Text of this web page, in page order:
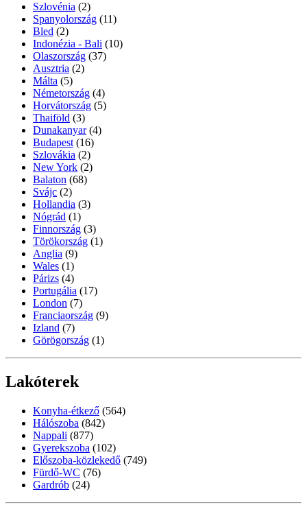
Szlovénia (2)
Spanyolország (11)
Bled (2)
Indonézia - Bali (10)
Olaszország (37)
Ausztria (2)
Málta (5)
Németország (4)
Horvátország (5)
Thaiföld (3)
Dunakanyar (4)
Budapest (16)
Szlovákia (2)
New York (2)
Balaton (68)
Svájc (2)
Hollandia (3)
Nógrád (1)
Finnország (3)
Törökország (1)
Anglia (9)
Wales (1)
Párizs (4)
Portugália (17)
London (7)
Franciaország (9)
Izland (7)
Görögország (1)
Lakóterek
Konyha-étkező (564)
Hálószoba (842)
Nappali (877)
Gyerekszoba (102)
Előszoba-közlekedő (749)
Fürdő-WC (76)
Gardrób (24)